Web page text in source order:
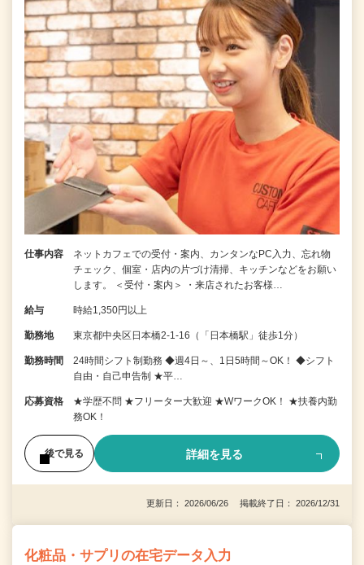
仕事内容
ネットカフェでの受付・案内、カンタンなPC入力、忘れ物
チェック、個室・店内の片づけ清掃、キッチンなどをお願い
します。 ＜受付・案内＞ ・来店されたお客様…
給与 時給1,350円以上
勤務地 東京都中央区日本橋2-1-16（「日本橋駅」徒歩1分）
勤務時間
24時間シフト制勤務 ◆週4日～、1日5時間～OK！ ◆シフト
自由・自己申告制 ★平…
応募資格
★学歴不問 ★フリーター大歓迎 ★WワークOK！ ★扶養内勤
務OK！
後で見る 詳細を見る
更新日： 2026/06/26 掲載終了日： 2026/12/31
化粧品・サプリの在宅データ入力